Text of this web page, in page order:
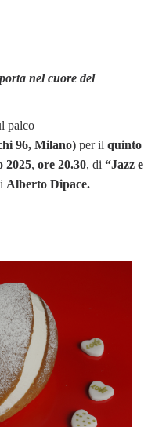
nel cuore del
palco
96, Milano) per il quinto
2025, ore 20.30, di “Jazz e
Alberto Dipace.